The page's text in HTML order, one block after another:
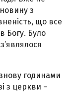
з
що все
Богу. Було
годинами
з церкви –